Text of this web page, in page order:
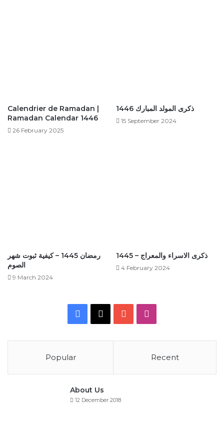
Calendrier de Ramadan |
Ramadan Calendar 1446
26 February 2025
ذكرى المولد المبارك 1446
15 September 2024
رمضان 1445 – كيفية ثبوت شهر
الصوم
9 March 2024
ذكرى الاسراء والمعراج – 1445
4 February 2024
Facebook
X YouTube
Popular Recent
About Us
12 December 2018